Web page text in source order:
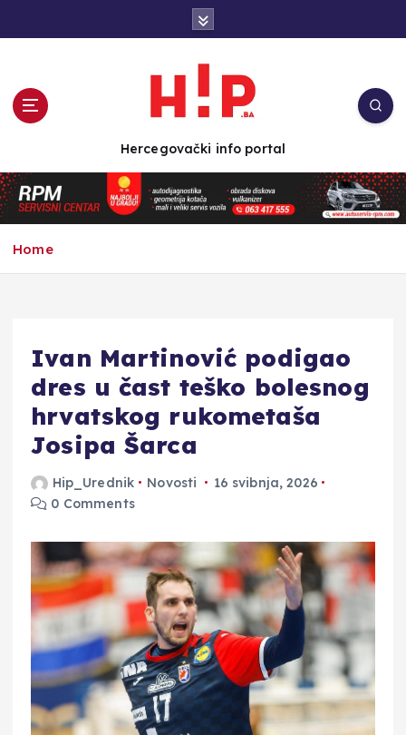
n
t
e
Hercegovački info portal
Home
Ivan Martinović podigao
dres u čast teško bolesnog
hrvatskog rukometaša
Josipa Šarca
Hip_Urednik Novosti
16 svibnja, 2026
0 Comments